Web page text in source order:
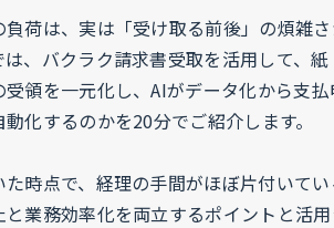
荷は、実は「受け取る前後」の煩雑さ
、バクラク請求書受取を活用して、
受領を一元化し、AIがデータ化から支
化するのかを20分でご紹介します。
時点で、経理の手間がほぼ片付いてい
業務効率化を両立するポイントと活用